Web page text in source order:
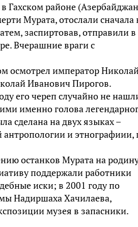
Гахском районе
Мурaта, отослали сначала
заспиртовав, отправили в
Вчерашние враги с
осмотрел император
Иванович Пирогов.
его череп случайно не
именно голова
сделана на двух языках –
и этнографиии,
останков Мурата на
поддержали работники
иски; в 2001 году по
Надиршаха Хачилаева,
музея в запасники.